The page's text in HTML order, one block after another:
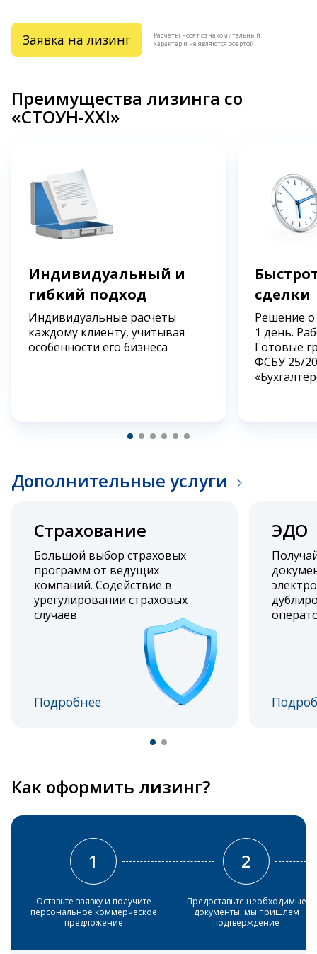
Заявка на лизинг
Расчеты носят ознакомительный
характер и не являются офертой
Преимущества лизинга со
«СТОУН-XXI»
Индивидуальный и
гибкий подход
Индивидуальные расчеты
каждому клиенту, учитывая
особенности его бизнеса
сделки
Решение
1 день.
Готовые
ФСБУ 25/
Дополнительные услуги
Страхование
Большой выбор страховых
программ от ведущих
компаний. Содействие в
урегулировании страховых
случаев
Подробнее
ЭДО
Как оформить лизинг?
1
Оставьте заявку и получите
персональное коммерческое
предложение
2
Предоставьте необходимые
документы, мы пришлем
подтверждение